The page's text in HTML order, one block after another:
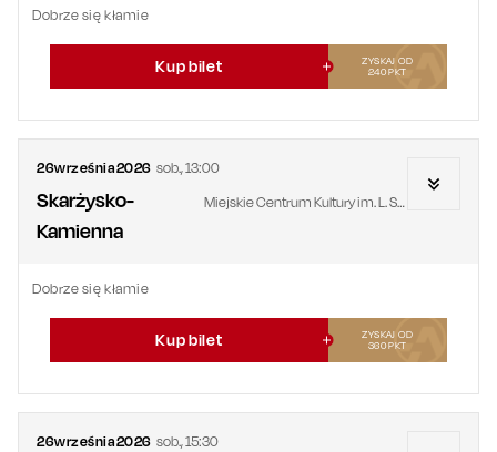
Dobrze się kłamie
Kup bilet
ZYSKAJ OD
240PKT
26września2026 sob.,13:00
Skarżysko-
Kamienna
Miejskie Centrum Kultury im. L. Staffa
Dobrze się kłamie
Kup bilet
ZYSKAJ OD
360PKT
26września2026 sob.,15:30